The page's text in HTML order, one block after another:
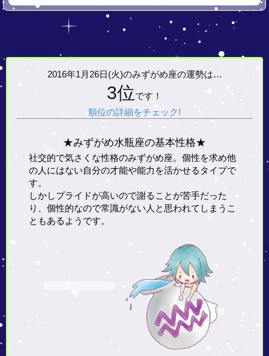
2016年1月26日(火)のみずがめ座の運勢は…
3位です！
順位の詳細をチェック!
★みずがめ水瓶座の基本性格★
社交的で気さくな性格のみずがめ座。個性を求め他
の人にはない自分の才能や能力を活かせるタイプで
す。
しかしプライドが高いので謝ることが苦手だった
り、個性的なので常識がない人と思われてしまうこ
ともあるようです。